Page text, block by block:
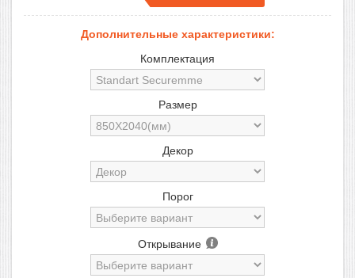
Дополнительные характеристики:
Комплектация
Размер
Декор
Порог
Открывание